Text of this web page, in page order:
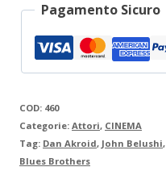
Pagamento Sicuro
COD: 460
Categorie: Attori, CINEMA
Tag: Dan Akroid, John Belushi,
Blues Brothers